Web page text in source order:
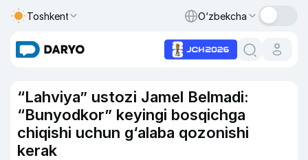
Toshkent O‘zbekcha
“Lahviya” ustozi Jamel Belmadi:
“Bunyodkor” keyingi bosqichga
chiqishi uchun g‘alaba qozonishi
kerak